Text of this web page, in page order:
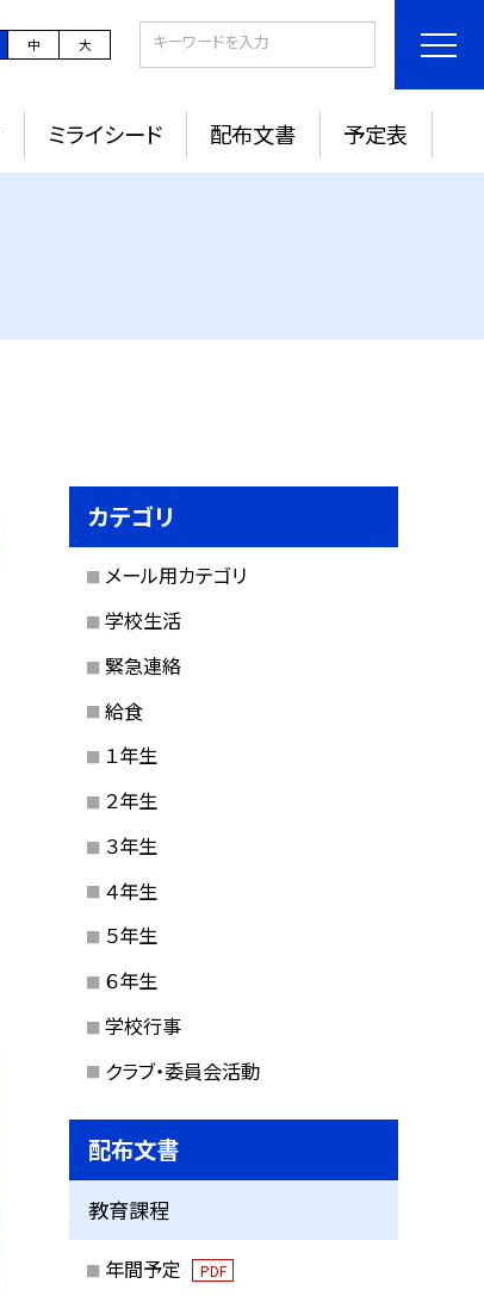
中 大
ミライシード 配布文書 予定表
カテゴリ
メール用カテゴリ
学校生活
緊急連絡
給食
１年生
２年生
３年生
４年生
５年生
６年生
学校行事
クラブ・委員会活動
配布文書
教育課程
年間予定 PDF